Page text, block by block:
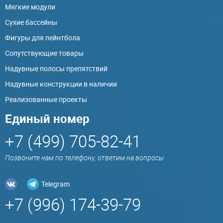
Мягкие модули
Сухие бассейны
Фигуры для пейнтбола
Сопутствующие товары
Надувные полосы препятствий
Надувные конструкции в наличии
Реализованные проекты
Единый номер
+7 (499) 705-82-41
Позвоните нам по телефону, ответим на вопросы
Telegram
+7 (996) 174-39-79